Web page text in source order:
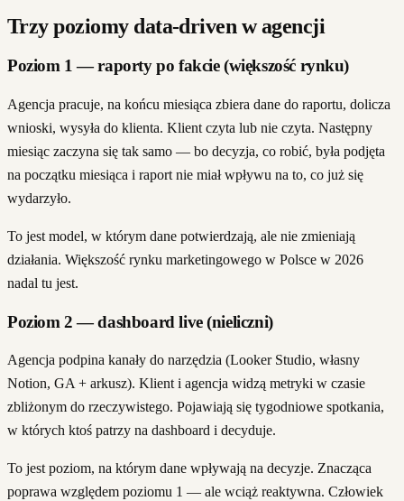
Trzy poziomy data-driven w agencji
Poziom 1 — raporty po fakcie (większość rynku)
Agencja pracuje, na końcu miesiąca zbiera dane do raportu, dolicza
wnioski, wysyła do klienta. Klient czyta lub nie czyta. Następny
miesiąc zaczyna się tak samo — bo decyzja, co robić, była podjęta
na początku miesiąca i raport nie miał wpływu na to, co już się
wydarzyło.
To jest model, w którym dane potwierdzają, ale nie zmieniają
działania. Większość rynku marketingowego w Polsce w 2026
nadal tu jest.
Poziom 2 — dashboard live (nieliczni)
Agencja podpina kanały do narzędzia (Looker Studio, własny
Notion, GA + arkusz). Klient i agencja widzą metryki w czasie
zbliżonym do rzeczywistego. Pojawiają się tygodniowe spotkania,
w których ktoś patrzy na dashboard i decyduje.
To jest poziom, na którym dane wpływają na decyzje. Znacząca
poprawa względem poziomu 1 — ale wciąż reaktywna. Człowiek